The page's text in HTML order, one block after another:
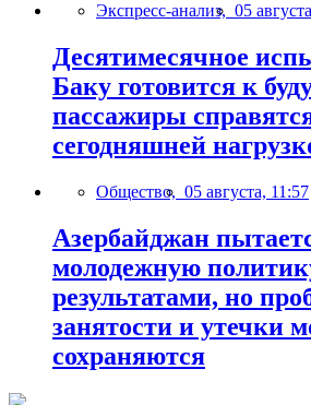
Экспресс-анализ, 05
Десятимесячное
Баку готовится к
пассажиры
сегодняшней
Общество, 05 августа, 11:57
Азербайджан
молодежную
результатами, но
занятости и утечки
сохраняются